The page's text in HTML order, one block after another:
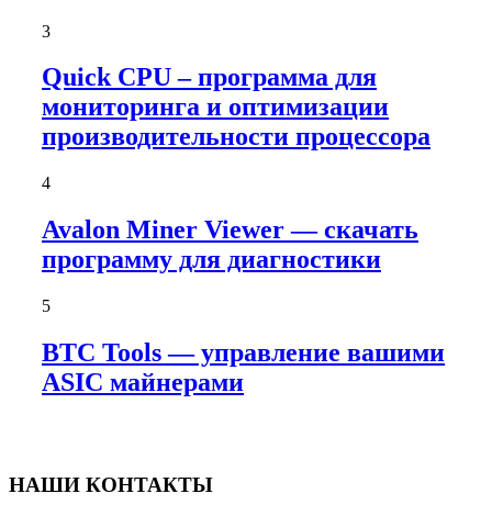
3
Quick CPU – программа для
мониторинга и оптимизации
производительности процессора
4
Avalon Miner Viewer — скачать
программу для диагностики
5
BTC Tools — управление вашими
ASIC майнерами
НАШИ КОНТАКТЫ